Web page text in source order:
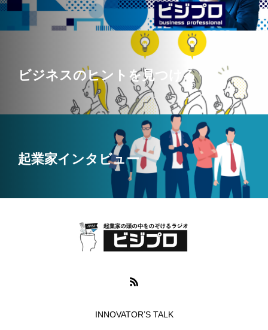
ビジネスのヒントを見つける
起業家インタビュー
INNOVATOR’S TALK